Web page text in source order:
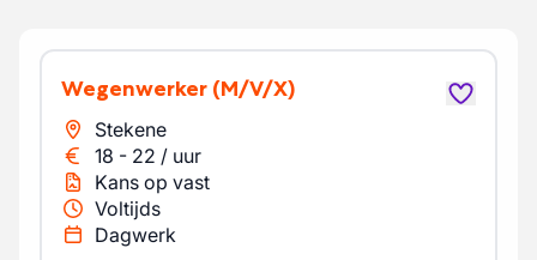
Wegenwerker (M/V/X)
Stekene
18 - 22 / uur
Kans op vast
Voltijds
Dagwerk